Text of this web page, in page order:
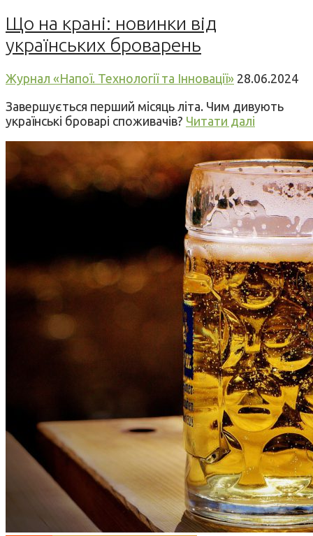
Що на крані: новинки від
українських броварень
Журнал «Напої. Технології та Інновації» 28.06.2024
Завершується перший місяць літа. Чим дивують
українські броварі споживачів? Читати далі